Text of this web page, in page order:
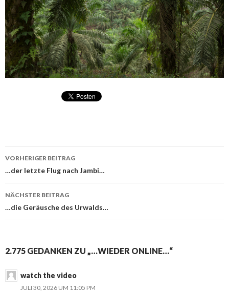
Beitragsnavigation
VORHERIGER BEITRAG
…der letzte Flug nach Jambi…
NÄCHSTER BEITRAG
…die Geräusche des Urwalds…
2.775 GEDANKEN ZU „…WIEDER ONLINE…“
watch the video
JULI 30, 2026 UM 11:05 PM